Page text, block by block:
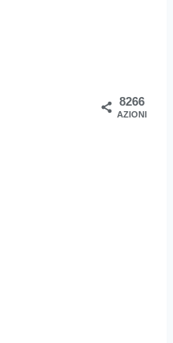
8266
AZIONI